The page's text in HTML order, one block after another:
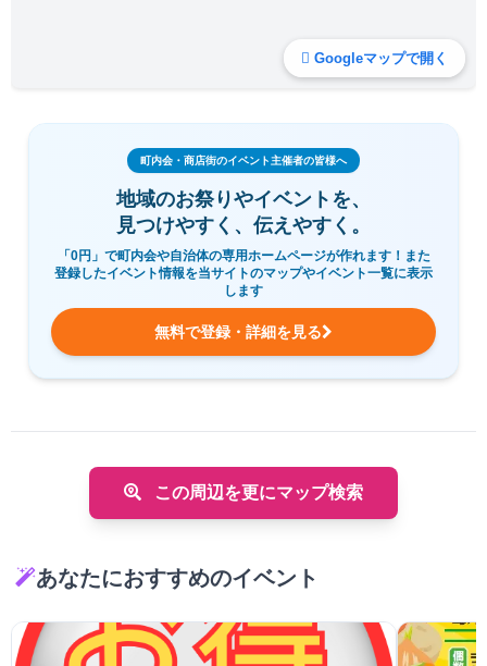
Googleマップで開く
町内会・商店街のイベント主催者の皆様へ
地域のお祭りやイベントを、
見つけやすく、伝えやすく。
「0円」で町内会や自治体の専用ホームページが作れます！また
登録したイベント情報を当サイトのマップやイベント一覧に表示
します
無料で登録・詳細を見る
この周辺を更にマップ検索
あなたにおすすめのイベント